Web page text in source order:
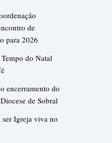
de
para 2026
do Natal
encerramento do
de Sobral
ser Igreja viva no